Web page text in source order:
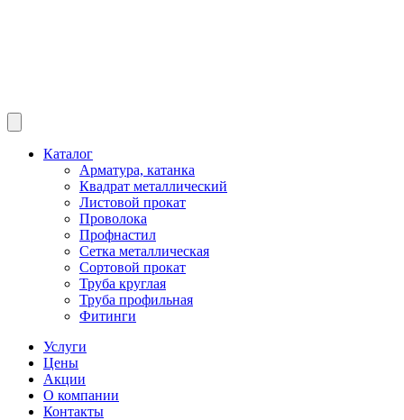
Каталог
Арматура, катанка
Квадрат металлический
Листовой прокат
Проволока
Профнастил
Сетка металлическая
Сортовой прокат
Труба круглая
Труба профильная
Фитинги
Услуги
Цены
Акции
О компании
Контакты